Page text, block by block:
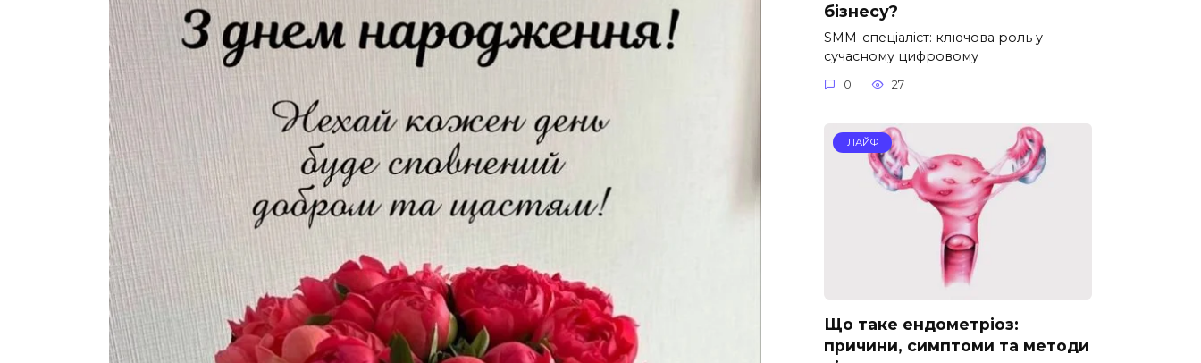
бізнесу?
SMM-спеціаліст: ключова роль у
сучасному цифровому
0 27
ЛАЙФ
Що таке ендометріоз:
причини, симптоми та методи